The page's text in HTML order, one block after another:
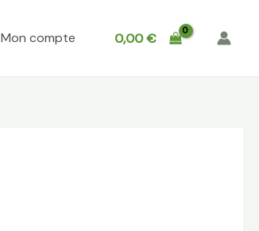
Mon compte 0,00€